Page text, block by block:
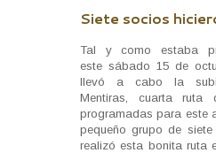
Siete socios
Tal y como estaba
este sábado 15 de
llevó a cabo la
Mentiras, cuarta ruta
programadas para este
pequeño grupo de siete
realizó esta bonita ruta